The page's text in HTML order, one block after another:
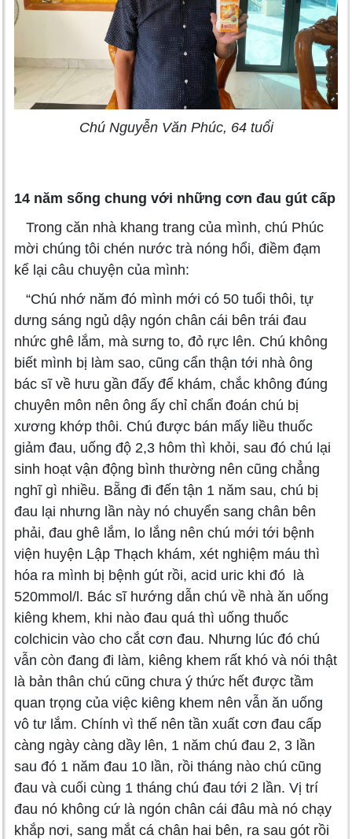
Chú Nguyễn Văn Phúc, 64 tuổi
14 năm sống chung với những cơn đau gút cấp
Trong căn nhà khang trang của mình, chú Phúc
mời chúng tôi chén nước trà nóng hổi, điềm đạm
kể lại câu chuyện của mình:
“Chú nhớ năm đó mình mới có 50 tuổi thôi, tự
dưng sáng ngủ dậy ngón chân cái bên trái đau
nhức ghê lắm, mà sưng to, đỏ rực lên. Chú không
biết mình bị làm sao, cũng cẩn thận tới nhà ông
bác sĩ về hưu gần đấy để khám, chắc không đúng
chuyên môn nên ông ấy chỉ chẩn đoán chú bị
xương khớp thôi. Chú được bán mấy liều thuốc
giảm đau, uống độ 2,3 hôm thì khỏi, sau đó chú lại
sinh hoạt vận động bình thường nên cũng chẳng
nghĩ gì nhiều. Bẵng đi đến tận 1 năm sau, chú bị
đau lại nhưng lần này nó chuyển sang chân bên
phải, đau ghê lắm, lo lắng nên chú mới tới bệnh
viện huyện Lập Thạch khám, xét nghiệm máu thì
hóa ra mình bị bệnh gút rồi, acid uric khi đó là
520mmol/l. Bác sĩ hướng dẫn chú về nhà ăn uống
kiêng khem, khi nào đau quá thì uống thuốc
colchicin vào cho cắt cơn đau. Nhưng lúc đó chú
vẫn còn đang đi làm, kiêng khem rất khó và nói thật
là bản thân chú cũng chưa ý thức hết được tầm
quan trọng của việc kiêng khem nên vẫn ăn uống
vô tư lắm. Chính vì thế nên tần xuất cơn đau cấp
càng ngày càng dầy lên, 1 năm chú đau 2, 3 lần
sau đó 1 năm đau 10 lần, rồi tháng nào chú cũng
đau và cuối cùng 1 tháng chú đau tới 2 lần. Vị trí
đau nó không cứ là ngón chân cái đâu mà nó chạy
khắp nơi, sang mắt cá chân hai bên, ra sau gót rồi